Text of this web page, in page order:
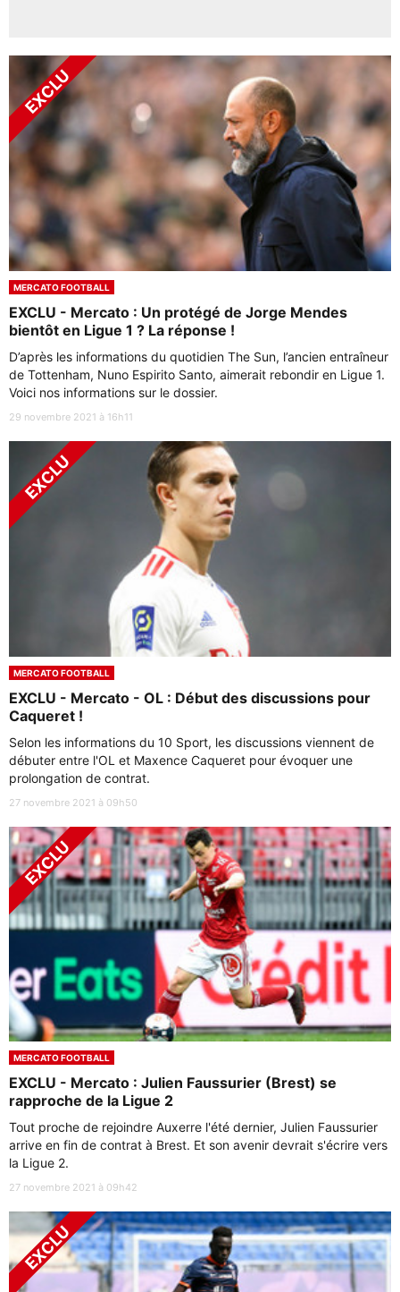
MERCATO FOOTBALL
EXCLU - Mercato : Un protégé de Jorge Mendes
bientôt en Ligue 1 ? La réponse !
D’après les informations du quotidien The Sun, l’ancien entraîneur
de Tottenham, Nuno Espirito Santo, aimerait rebondir en Ligue 1.
Voici nos informations sur le dossier.
29 novembre 2021 à 16h11
MERCATO FOOTBALL
EXCLU - Mercato - OL : Début des discussions pour
Caqueret !
Selon les informations du 10 Sport, les discussions viennent de
débuter entre l'OL et Maxence Caqueret pour évoquer une
prolongation de contrat.
27 novembre 2021 à 09h50
MERCATO FOOTBALL
EXCLU - Mercato : Julien Faussurier (Brest) se
rapproche de la Ligue 2
Tout proche de rejoindre Auxerre l'été dernier, Julien Faussurier
arrive en fin de contrat à Brest. Et son avenir devrait s'écrire vers
la Ligue 2.
27 novembre 2021 à 09h42